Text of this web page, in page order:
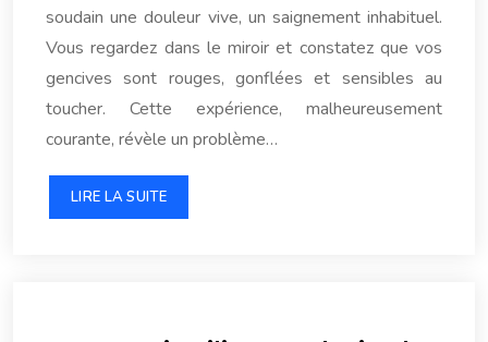
soudain une douleur vive, un saignement inhabituel.
Vous regardez dans le miroir et constatez que vos
gencives sont rouges, gonflées et sensibles au
toucher. Cette expérience, malheureusement
courante, révèle un problème…
LIRE LA SUITE